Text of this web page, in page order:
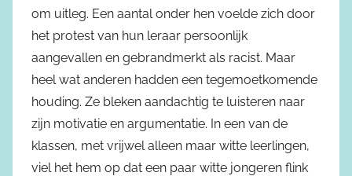
om uitleg. Een aantal onder hen voelde zich door
het protest van hun leraar persoonlijk
aangevallen en gebrandmerkt als racist. Maar
heel wat anderen hadden een tegemoetkomende
houding. Ze bleken aandachtig te luisteren naar
zijn motivatie en argumentatie. In een van de
klassen, met vrijwel alleen maar witte leerlingen,
viel het hem op dat een paar witte jongeren flink